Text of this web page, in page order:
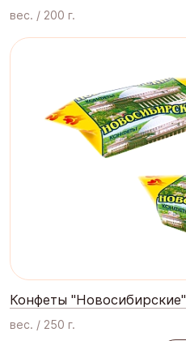
вес. / 200 г.
Конфеты "Новосибирские"
вес. / 250 г.